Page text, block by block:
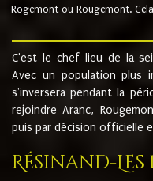
Rogemont ou Rougemont.
C'est le chef lieu de la
Avec un population plus
s'inversera pendant la
rejoindre Aranc,
puis par décision officielle
Résinand-Les